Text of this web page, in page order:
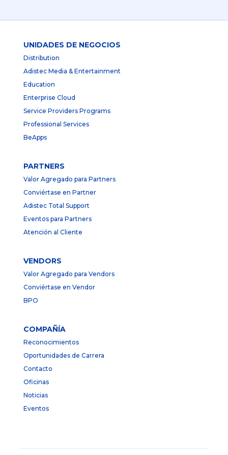
UNIDADES DE NEGOCIOS
Distribution
Adistec Media & Entertainment
Education
Enterprise Cloud
Service Providers Programs
Professional Services
BeApps
PARTNERS
Valor Agregado para Partners
Conviértase en Partner
Adistec Total Support
Eventos para Partners
Atención al Cliente
VENDORS
Valor Agregado para Vendors
Conviértase en Vendor
BPO
COMPAÑÍA
Reconocimientos
Oportunidades de Carrera
Contacto
Oficinas
Noticias
Eventos